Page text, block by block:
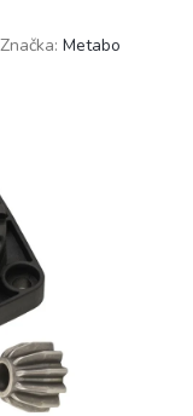
Značka: Metabo